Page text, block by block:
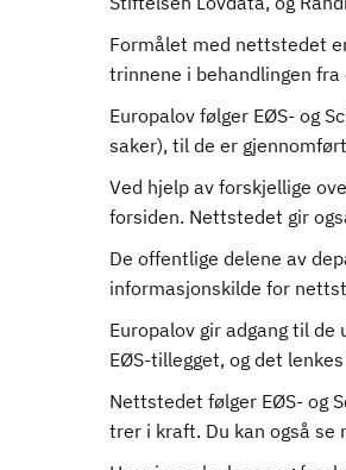
Formålet med nettstedet
trinnene i behandlingen
Europalov følger EØS- og
saker), til de er
Ved hjelp av forskjellige
forsiden. Nettstedet gir
De offentlige delene av
informasjonskilde for
Europalov gir adgang til
EØS-tillegget, og det
Nettstedet følger EØS- og
trer i kraft. Du kan også